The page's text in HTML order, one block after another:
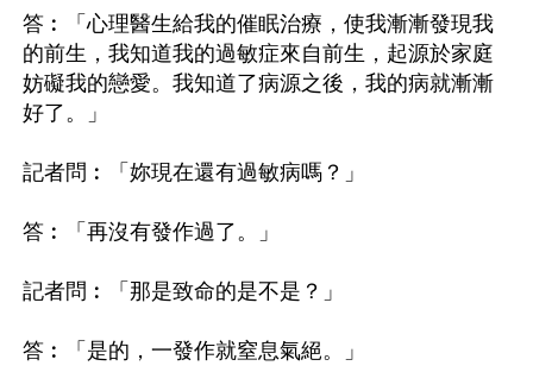
答︰「心理醫生給我的催眠治療，使我漸漸發現我
的前生，我知道我的過敏症來自前生，起源於家庭
妨礙我的戀愛。我知道了病源之後，我的病就漸漸
好了。」
記者問︰「妳現在還有過敏病嗎？」
答︰「再沒有發作過了。」
記者問︰「那是致命的是不是？」
答︰「是的，一發作就窒息氣絕。」